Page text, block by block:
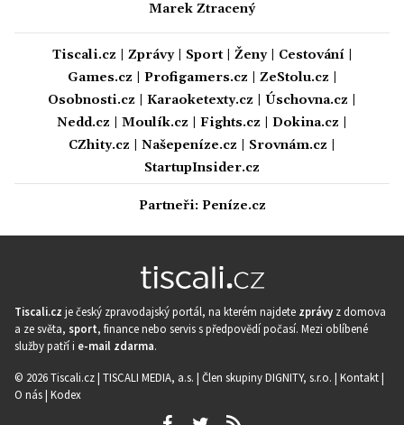
Marek Ztracený
Tiscali.cz Zprávy| Sport| Ženy| Cestování|
Games.cz
Profigamers.cz ZeStolu.cz
Osobnosti.cz
Karaoketexty.cz Úschovna.cz
Nedd.cz
Moulík.cz Fights.cz Dokina.cz
CZhity.cz
Našepeníze.cz Srovnám.cz
StartupInsider.cz
Partneři: Peníze.cz
Tiscali.cz je český zpravodajský portál, na kterém najdete zprávy z domova
a ze světa, sport, finance nebo servis s předpovědí počasí. Mezi oblíbené
služby patří i e-mail zdarma.
© 2026 Tiscali.cz | TISCALI MEDIA, a.s. | Člen skupiny DIGNITY, s.r.o. | Kontakt|
O nás| Kodex